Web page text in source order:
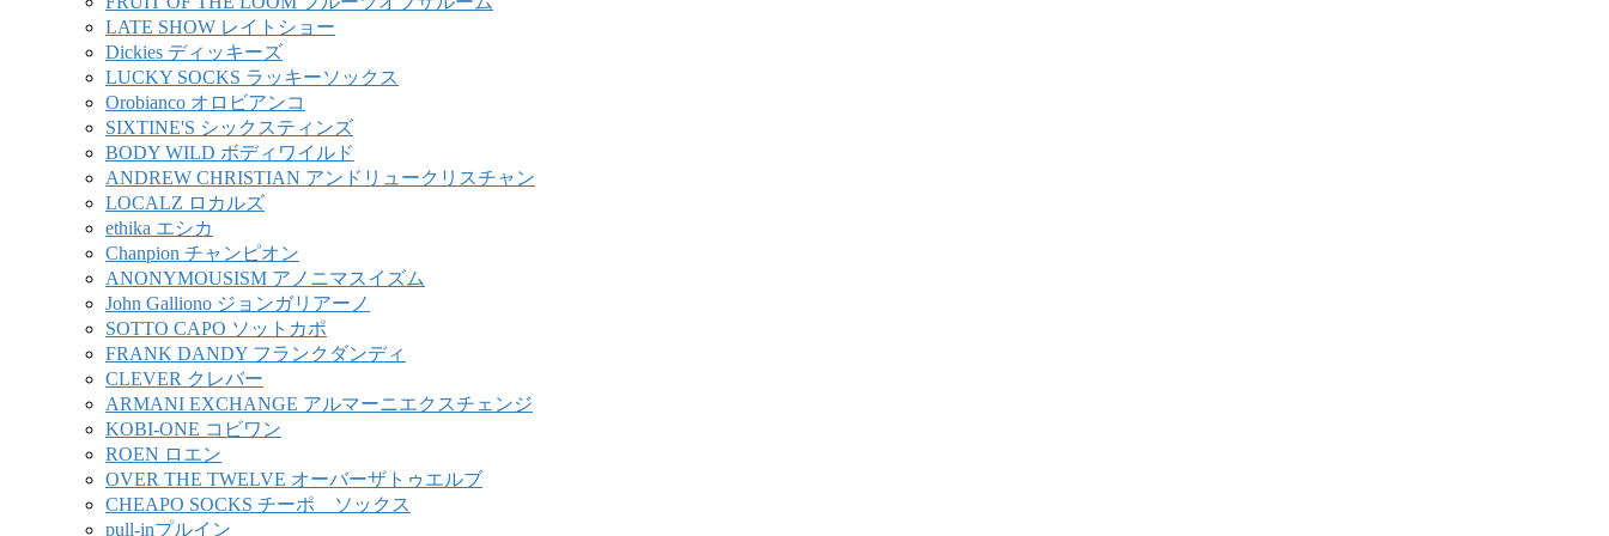
LATE SHOW レイトショー
Dickies ディッキーズ
LUCKY SOCKS ラッキーソックス
Orobianco オロビアンコ
SIXTINE'S シックスティンズ
BODY WILD ボディワイルド
ANDREW CHRISTIAN アンドリュークリスチャン
LOCALZ ロカルズ
ethika エシカ
Chanpion チャンピオン
ANONYMOUSISM アノニマスイズム
John Galliono ジョンガリアーノ
SOTTO CAPO ソットカポ
FRANK DANDY フランクダンディ
CLEVER クレバー
ARMANI EXCHANGE アルマーニエクスチェンジ
KOBI-ONE コビワン
ROEN ロエン
OVER THE TWELVE オーバーザトゥエルブ
CHEAPO SOCKS チーポ ソックス
pull-inプルイン